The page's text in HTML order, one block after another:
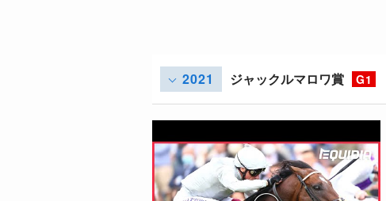
2021 ジャックルマロワ賞 G1